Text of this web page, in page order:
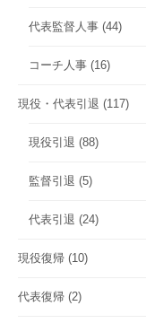
代表監督人事 (44)
コーチ人事 (16)
現役・代表引退 (117)
現役引退 (88)
監督引退 (5)
代表引退 (24)
現役復帰 (10)
代表復帰 (2)